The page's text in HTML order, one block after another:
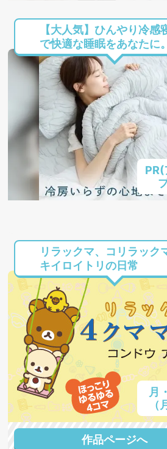
【大人気】ひんやり冷感
で快適な睡眠をあなたに。
PR(
リラックマ、コリラック
キイロイトリの日常
月
（
作品ページへ